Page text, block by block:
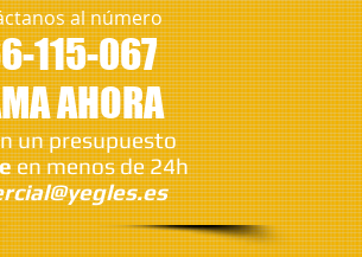
al número
115-067
AHORA
un presupuesto
en menos de 24h